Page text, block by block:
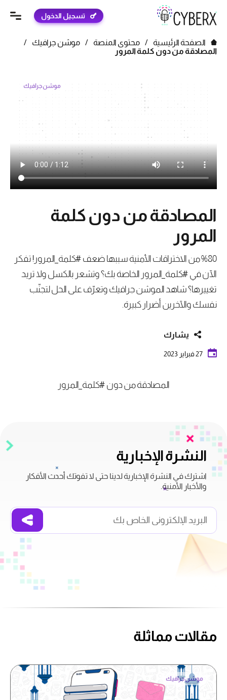
تسجيل الدخول
الصفحة الرئيسية / محتوى المنصة / موشن جرافيك
/
المصادقة من دون كلمة المرور
موشن جرافيك
المصادقة من دون كلمة
المرور
%80 من الاختراقات الأمنية سببها ضعف #كلمة_المرور! تفكر
الآن في #كلمة_المرور الخاصة بك؟ وتشعر بالكسل ولا تريد
تغييرها؟ شاهد الموشن جرافيك وتعرّف على الحل لتجنّب
نفسك والآخرين أضرار كبيرة.
يشارك
27 فبراير 2023
المصادقة من دون #كلمة_المرور
النشرة الإخبارية
اشترك في النشرة الإخبارية لدينا حتى لا تفوتك أحدث الأفكار
والأخبار الأمنية.
مقالات مماثلة
موشن جرافيك